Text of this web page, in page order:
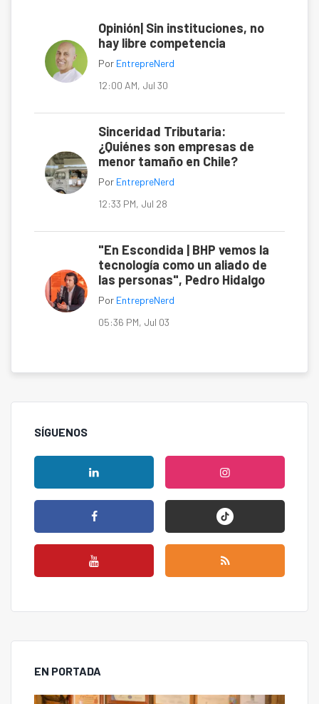
Opinión| Sin instituciones, no
hay libre competencia
Por EntrepreNerd
12:00 AM, Jul 30
Sinceridad Tributaria:
¿Quiénes son empresas de
menor tamaño en Chile?
Por EntrepreNerd
12:33 PM, Jul 28
"En Escondida | BHP vemos la
tecnología como un aliado de
las personas", Pedro Hidalgo
Por EntrepreNerd
05:36 PM, Jul 03
SÍGUENOS
EN PORTADA